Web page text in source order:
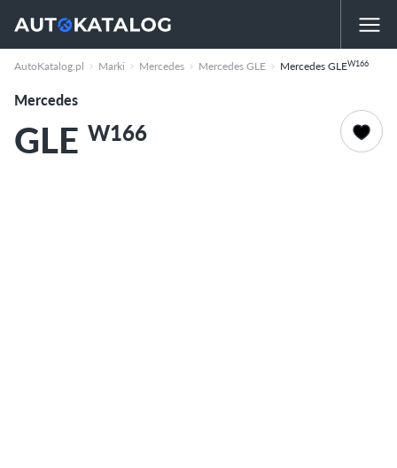
AutoKatalog.pl Marki Mercedes Mercedes GLE Mercedes GLEW166
Mercedes
GLE W166